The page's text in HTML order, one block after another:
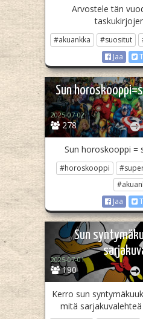
Arvostele tän
#akuankka #suositut
Jaa
Sun
278
2025-07-02
Sun horoskooppi =
#horoskooppi
Jaa
Sun
190
2025-07-01
Kerro sun
mitä